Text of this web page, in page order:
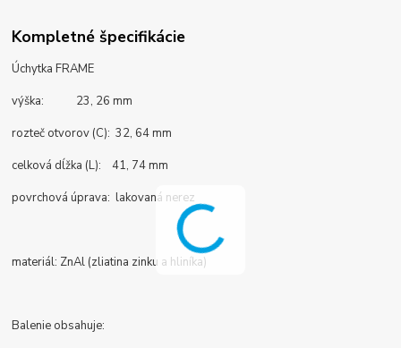
Kompletné špecifikácie
Úchytka FRAME
výška: 23, 26 mm
rozteč otvorov (C): 32, 64 mm
celková dĺžka (L): 41, 74 mm
povrchová úprava: lakovaná nerez
materiál: ZnAl (zliatina zinku a hliníka)
Balenie obsahuje: